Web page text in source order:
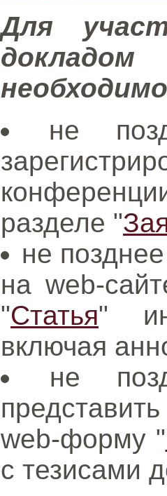
Для
необходимо
не
разделе "
не
на web-
"Статья"
включая
не
web-форму "
с тезисами